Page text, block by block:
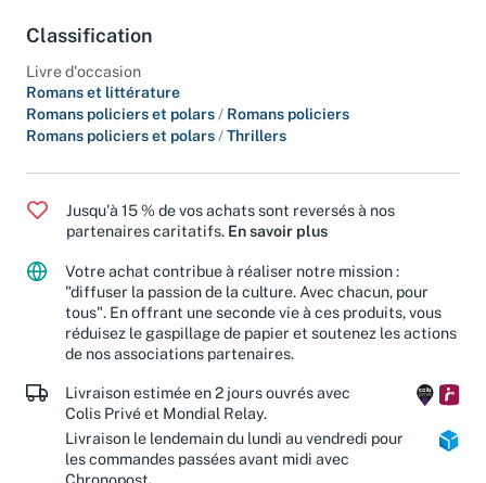
Classification
Livre d'occasion
Romans et littérature
Romans policiers et polars / Romans policiers
Romans policiers et polars /Thrillers
Jusqu'à 15 % de vos achats sont reversés à nos
partenaires caritatifs. En savoir plus
Votre achat contribue à réaliser notre mission :
"diffuser la passion de la culture. Avec chacun, pour
tous". En offrant une seconde vie à ces produits, vous
réduisez le gaspillage de papier et soutenez les actions
de nos associations partenaires.
Livraison estimée en 2 jours ouvrés avec
Colis Privé et Mondial Relay.
Livraison le lendemain du lundi au vendredi pour
les commandes passées avant midi avec